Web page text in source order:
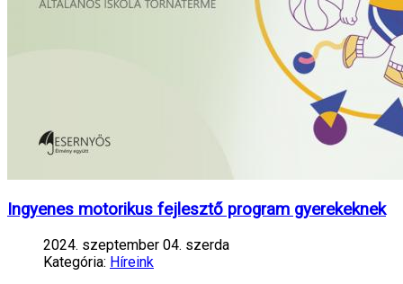
Ingyenes motorikus fejlesztő program gyerekeknek
2024. szeptember 04. szerda
Kategória: Híreink